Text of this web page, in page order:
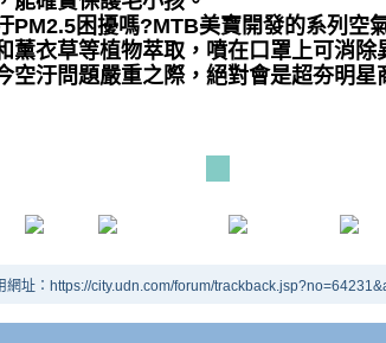
PM2.5困擾嗎?MTB美寶開發的系列空
薰衣草等植物萃取，噴在口罩上可消
空汙問題嚴重之際，絕對會是超夯明
網址：https://city.udn.com/forum/